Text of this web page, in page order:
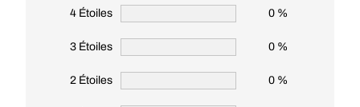
4 Étoiles 0 %
3 Étoiles 0 %
2 Étoiles 0 %